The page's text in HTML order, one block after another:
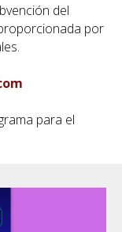
del
por
para el